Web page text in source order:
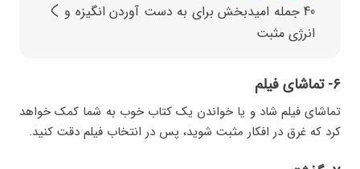
40 جمله امیدبخش برای به دست آوردن انگیزه و
انرژی مثبت
۶- تماشای فیلم
تماشای فیلم شاد و یا خواندن یک کتاب خوب به شما کمک خواهد
کرد که غرق در افکار مثبت شوید، پس در انتخاب فیلم دقت کنید.